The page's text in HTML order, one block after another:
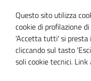
Cookie Policy
Note legali
Dichiarazione di
Piano di miglioramento
Questo sito utilizza
cookie di profilazione
'Accetta tutti' si presta
cliccando sul tasto
soli cookie tecnici. Link